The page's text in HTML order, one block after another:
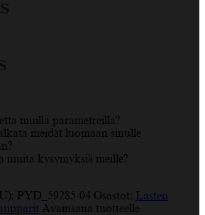
muilla parametreilla?
meidät luomaan sinulle
muita kysymyksiä meille?
PYD_59285-04 Osastot: Lasten
Avainsana tuotteelle